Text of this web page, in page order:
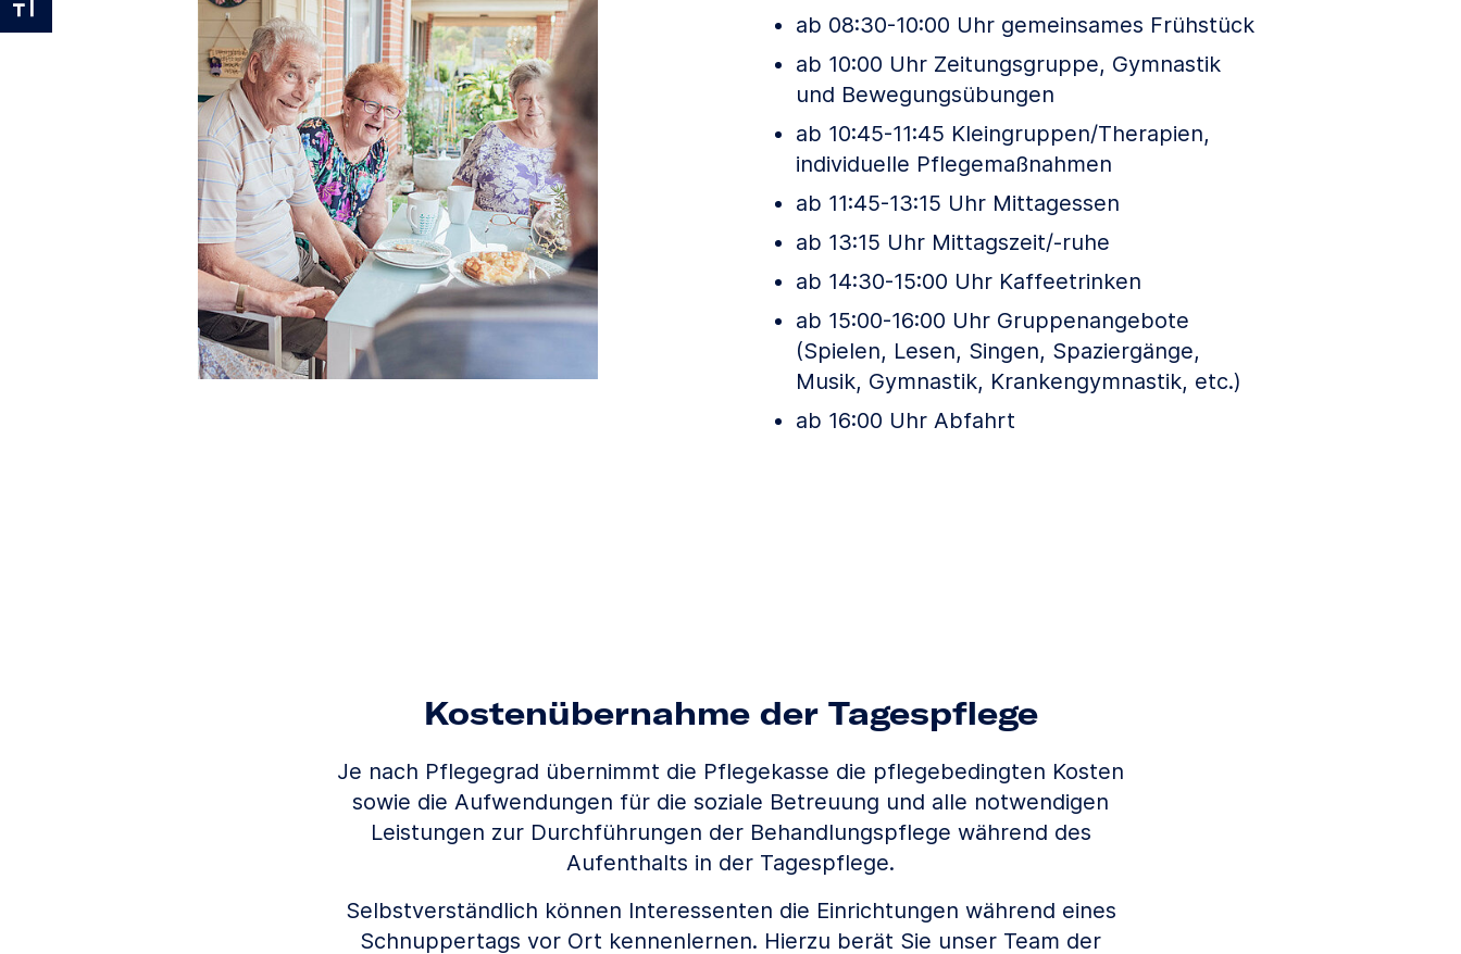
ab 08:30-10:00 Uhr gemeinsames Frühstück
ab 10:00 Uhr Zeitungsgruppe, Gymnastik
und Bewegungsübungen
ab 10:45-11:45 Kleingruppen/Therapien,
individuelle Pflegemaßnahmen
ab 11:45-13:15 Uhr Mittagessen
ab 13:15 Uhr Mittagszeit/-ruhe
ab 14:30-15:00 Uhr Kaffeetrinken
ab 15:00-16:00 Uhr Gruppenangebote
(Spielen, Lesen, Singen, Spaziergänge,
Musik, Gymnastik, Krankengymnastik, etc.)
ab 16:00 Uhr Abfahrt
Kostenübernahme der Tagespflege
Je nach Pflegegrad übernimmt die Pflegekasse die pflegebedingten Kosten
sowie die Aufwendungen für die soziale Betreuung und alle notwendigen
Leistungen zur Durchführungen der Behandlungspflege während des
Aufenthalts in der Tagespflege.
Selbstverständlich können Interessenten die Einrichtungen während eines
Schnuppertags vor Ort kennenlernen. Hierzu berät Sie unser Team der